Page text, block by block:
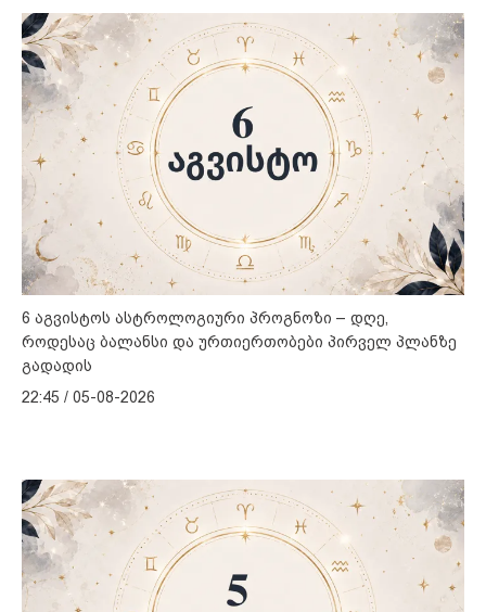
6 აგვისტოს ასტროლოგიური პროგნოზი – დღე,
როდესაც ბალანსი და ურთიერთობები პირველ პლანზე
გადადის
22:45 / 05-08-2026